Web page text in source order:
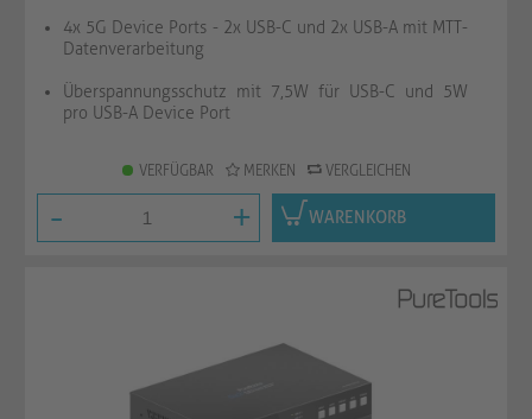
4x 5G Device Ports - 2x USB-C und 2x USB-A mit MTT-
Datenverarbeitung
Überspannungsschutz mit 7,5W für USB-C und 5W
pro USB-A Device Port
VERFÜGBAR MERKEN VERGLEICHEN
- + WARENKORB